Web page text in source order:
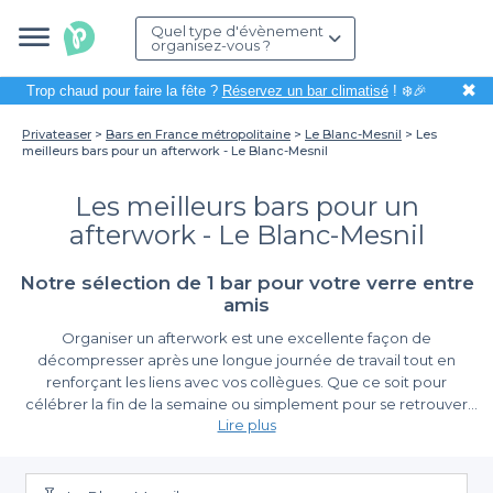
Quel type d'évènement
organisez-vous ?
Trop chaud pour faire la fête ? Réservez un bar climatisé! ❄️🎉 ✖
Privateaser Bars en France métropolitaine Le Blanc-Mesnil
Les
meilleurs bars pour un afterwork - Le Blanc-Mesnil
Les meilleurs bars pour un
afterwork - Le Blanc-Mesnil
Notre sélection de 1 bar pour votre verre entre
amis
Organiser un afterwork est une excellente façon de
décompresser après une longue journée de travail tout en
renforçant les liens avec vos collègues. Que ce soit pour
célébrer la fin de la semaine ou simplement pour se retrouver
autour d'un verre, Le Blanc-Mesnil offre de nombreuses options
les différents établissements, vous pouvez profiter d'un cadre
La simplicité de réservation avec Privateaser
Lire plus